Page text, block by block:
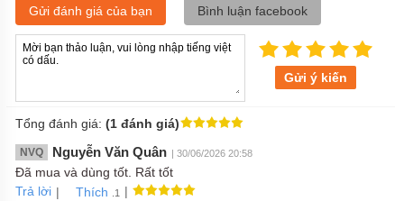
Gửi đánh giá của bạn Bình luận facebook
Gửi ý kiến
Tổng đánh giá: (1 đánh giá)
NVQ Nguyễn Văn Quân | 30/06/2026 20:58
Đã mua và dùng tốt. Rất tốt
Trả lời | Thích .1 |